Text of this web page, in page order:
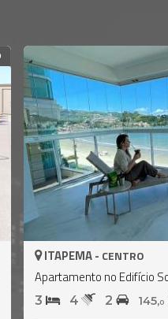
CENTRO
no Edifício Brisa do Mar
380,0